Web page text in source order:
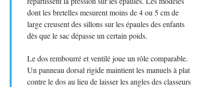
dont les bretelles mesurent moins de 4 ou 5 cm de
large creusent des sillons sur les épaules des enfants
dès que le sac dépasse un certain poids.
Le dos rembourré et ventilé joue un rôle comparable.
Un panneau dorsal rigide maintient les manuels à plat
contre le dos au lieu de laisser les angles des classeurs